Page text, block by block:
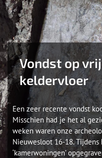
Vondst op
keldervloer
Een zeer recente vondst
Misschien had je het al
weken waren onze
Nieuwesloot 16-18.
‘kamerwoningen’